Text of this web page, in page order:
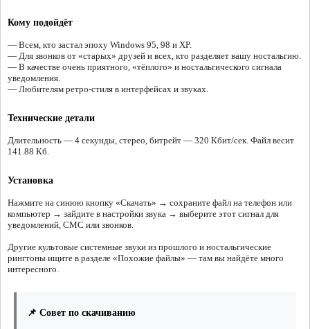
Кому подойдёт
— Всем, кто застал эпоху Windows 95, 98 и XP.
— Для звонков от «старых» друзей и всех, кто разделяет вашу ностальгию.
— В качестве очень приятного, «тёплого» и ностальгического сигнала
уведомления.
— Любителям ретро-стиля в интерфейсах и звуках.
Технические детали
Длительность — 4 секунды, стерео, битрейт — 320 Кбит/сек. Файл весит
141.88 Кб.
Установка
Нажмите на синюю кнопку «Скачать» → сохраните файл на телефон или
компьютер → зайдите в настройки звука → выберите этот сигнал для
уведомлений, СМС или звонков.
Другие культовые системные звуки из прошлого и ностальгические
рингтоны ищите в разделе «Похожие файлы» — там вы найдёте много
интересного.
📌 Совет по скачиванию